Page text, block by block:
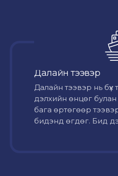
Далайн тээвэр
Далайн тээвэр нь бүх
дэлхийн өнцөг булан
бага өртөгөөр
бидэнд өгдөг. Бид